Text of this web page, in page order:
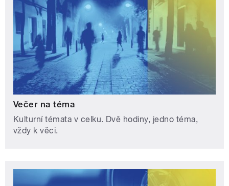
Večer na téma
Kulturní témata v celku. Dvě hodiny, jedno téma,
vždy k věci.